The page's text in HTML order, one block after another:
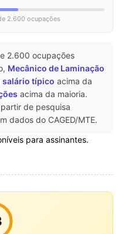
2.600 ocupações
2.600 ocupações
Mecânico de Laminação
salário típico acima da
acima da maioria.
de pesquisa
dados do CAGED/MTE.
para assinantes.